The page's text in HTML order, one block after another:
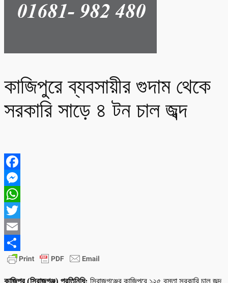
কাজিপুরে ব্যবসায়ীর গুদাম থেকে
সরকারি সাড়ে ৪ টন চাল জব্দ
Facebook
Messenger
WhatsApp
Twitter
Email
Share
কাজিপুর (সিরাজগঞ্জ) প্রতিনিধি: সিরাজগঞ্জের কাজিপুরে ১২৫ বস্তা সরকারি চাল জব্দ